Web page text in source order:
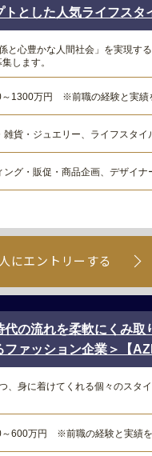
とした人気ライフスタ
と心豊かな人間社会」を実現
します。
～1300万円 ※前職の経験と実績
雑貨・ジュエリー、ライフスタイ
ング・販促・商品企画、デザイナ
にエントリーする
代の流れを柔軟にくみ
ァッション企業＞【
、身に着けてくれる個々のスタ
～600万円 ※前職の経験と実績